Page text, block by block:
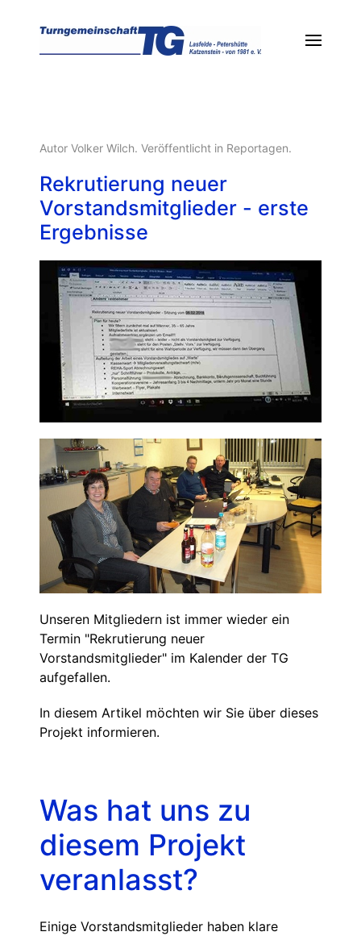
Autor Volker Wilch. Veröffentlicht in Reportagen.
Rekrutierung neuer
Vorstandsmitglieder - erste
Ergebnisse
Unseren Mitgliedern ist immer wieder ein
Termin "Rekrutierung neuer
Vorstandsmitglieder" im Kalender der TG
aufgefallen.
In diesem Artikel möchten wir Sie über dieses
Projekt informieren.
Was hat uns zu
diesem Projekt
veranlasst?
Einige Vorstandsmitglieder haben klare